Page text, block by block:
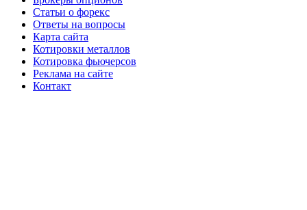
Статьи о форекс
Ответы на вопросы
Карта сайта
Котировки металлов
Котировка фьючерсов
Реклама на сайте
Контакт